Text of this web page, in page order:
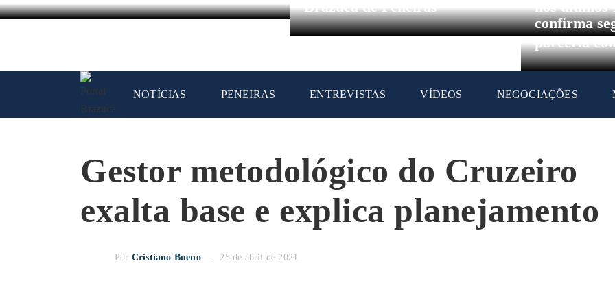
Brazuca de Peneiras nos últimos
confirma
parceria
NOTÍCIAS PENEIRAS ENTREVISTAS VÍDEOS NEGOCIAÇÕES
Gestor metodológico do Cruzeiro
exalta base e explica planejamento
Por Cristiano Bueno 25 de abril de 2021